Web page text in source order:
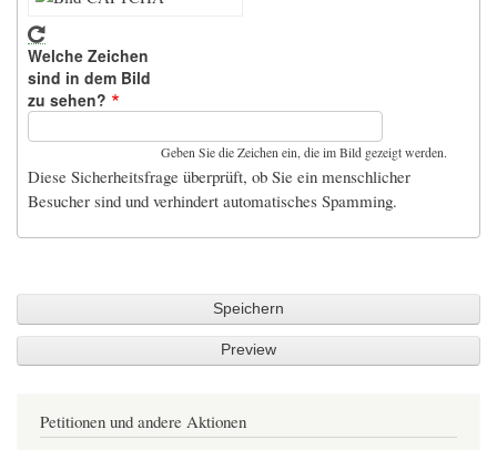
Welche Zeichen
sind in dem Bild
zu sehen?
Geben Sie die Zeichen ein, die im Bild gezeigt werden.
Diese Sicherheitsfrage überprüft, ob Sie ein menschlicher
Besucher sind und verhindert automatisches Spamming.
Petitionen und andere Aktionen